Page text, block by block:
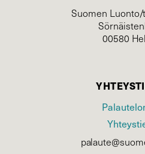
Suomen Luonto/
00580